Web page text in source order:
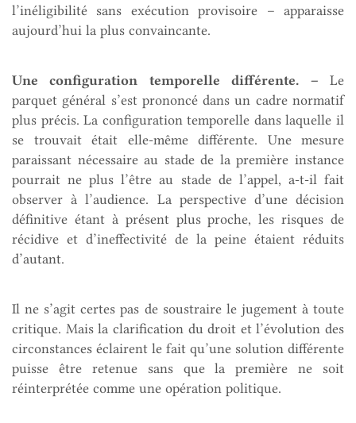
l’inéligibilité sans exécution provisoire – apparaisse
aujourd’hui la plus convaincante.
Une configuration temporelle différente. – Le
parquet général s’est prononcé dans un cadre normatif
plus précis. La configuration temporelle dans laquelle il
se trouvait était elle-même différente. Une mesure
paraissant nécessaire au stade de la première instance
pourrait ne plus l’être au stade de l’appel, a-t-il fait
observer à l’audience. La perspective d’une décision
définitive étant à présent plus proche, les risques de
récidive et d’ineffectivité de la peine étaient réduits
d’autant.
Il ne s’agit certes pas de soustraire le jugement à toute
critique. Mais la clarification du droit et l’évolution des
circonstances éclairent le fait qu’une solution différente
puisse être retenue sans que la première ne soit
réinterprétée comme une opération politique.